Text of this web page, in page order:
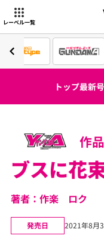
レーベル一覧
トップ最新号
作品
ブスに花
著者：作楽 ロク
発売日 2021年8月